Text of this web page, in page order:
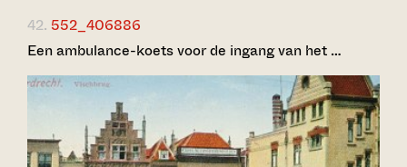
42. 552_406886
Een ambulance-koets voor de ingang van het …